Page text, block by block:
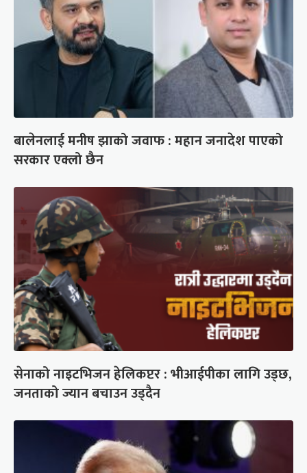
बालेनलाई मनीष झाको जवाफ : महान जनादेश पाएको
सरकार एक्लो छैन
सेनाको नाइटभिजन हेलिकप्टर : भीआईपीका लागि उड्छ,
जनताको ज्यान बचाउन उड्दैन